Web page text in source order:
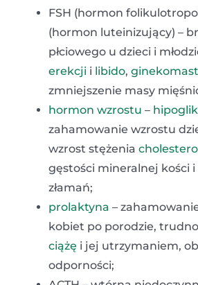
FSH (hormon
(hormon luteinizujący) –
płciowego u dzieci i
erekcji i libido,
zmniejszenie masy
hormon wzrostu –
zahamowanie wzrostu
wzrost stężenia
gęstości mineralnej kości i
złamań;
prolaktyna –
kobiet po porodzie,
ciążę i jej utrzymaniem,
odporności;